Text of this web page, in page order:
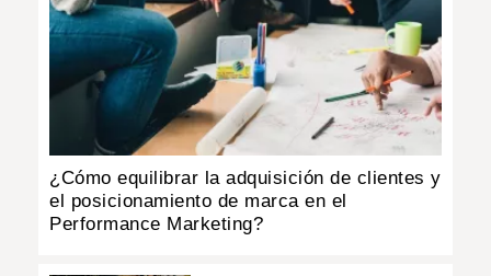
¿Cómo equilibrar la adquisición de clientes y
el posicionamiento de marca en el
Performance Marketing?